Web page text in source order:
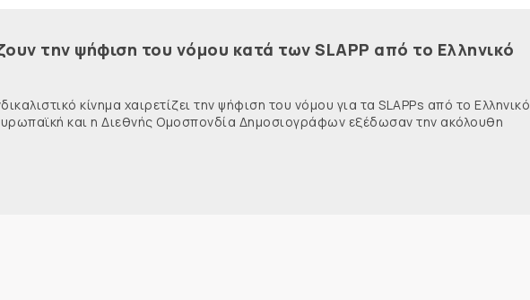
την ψήφιση του νόμου κατά των SLAPP από το Ελληνικό
κίνημα χαιρετίζει την ψήφιση του νόμου για τα SLAPPs από το Ελληνικό
και η Διεθνής Ομοσπονδία Δημοσιογράφων εξέδωσαν την ακόλουθη